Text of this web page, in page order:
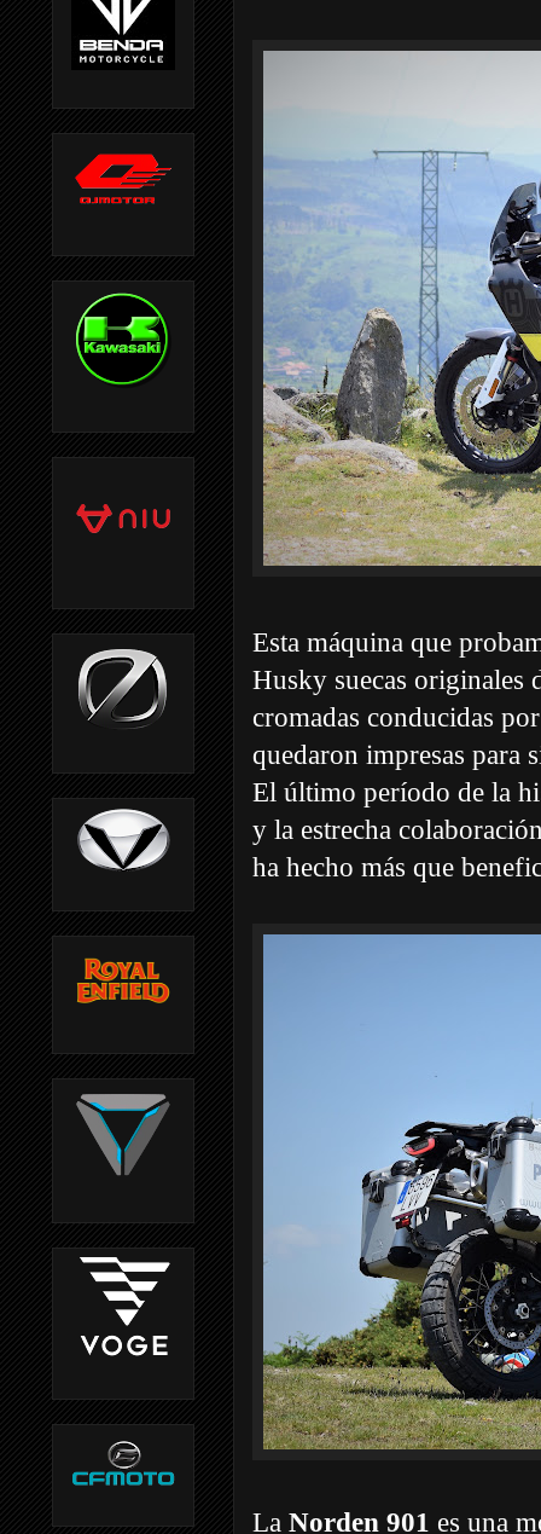
Esta máquina que
Husky suecas originales
cromadas conducidas
quedaron impresas para
El último período de la
y la estrecha
ha hecho más que
La Norden 901 es una